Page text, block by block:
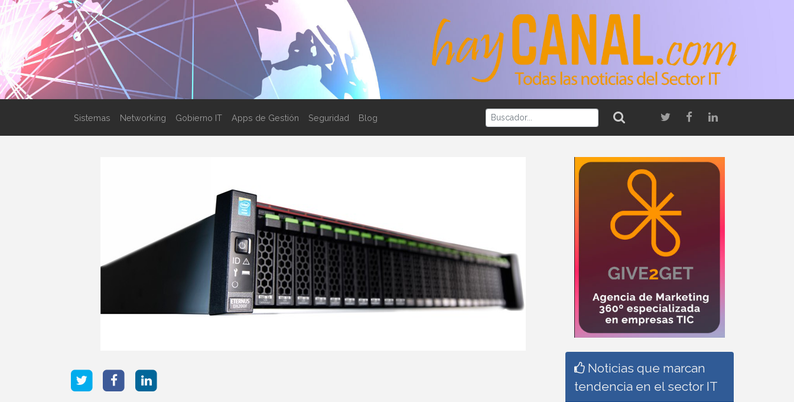
Sistemas Networking Gobierno IT Apps de Gestión Seguridad Blog
Noticias que marcan
tendencia en el sector IT